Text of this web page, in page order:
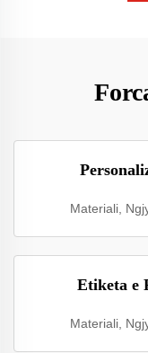
Materiali,
Etiketa e
Materiali,